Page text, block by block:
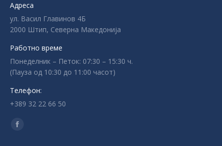
Адреса
ул. Васил Главинов 4Б
2000 Штип, Северна Македонија
Работно време
Понеделник – Петок: 07:30 – 15:30 ч.
(Пауза од 10:30 до 11:00 часот)
Телефон:
+389 32 22 66 50
Find us on:
Facebook